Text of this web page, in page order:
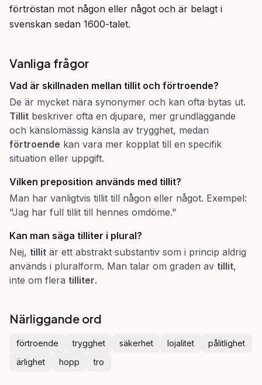
förtröstan mot någon eller något och är belagt i
svenskan sedan 1600-talet.
Vanliga frågor
Vad är skillnaden mellan tillit och förtroende?
De är mycket nära synonymer och kan ofta bytas ut.
Tillit beskriver ofta en djupare, mer grundläggande
och känslomässig känsla av trygghet, medan
förtroende kan vara mer kopplat till en specifik
situation eller uppgift.
Vilken preposition används med tillit?
Man har vanligtvis tillit till någon eller något. Exempel:
"Jag har full tillit till hennes omdöme."
Kan man säga tilliter i plural?
Nej, tillit är ett abstrakt substantiv som i princip aldrig
används i pluralform. Man talar om graden av tillit,
inte om flera tilliter.
Närliggande ord
förtroende trygghet säkerhet lojalitet
pålitlighet
ärlighet
hopp tro